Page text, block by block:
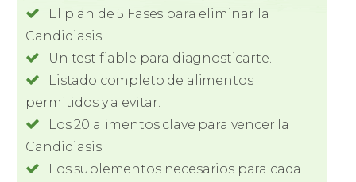
El plan de 5 Fases para eliminar la
Candidiasis.
Un test fiable para diagnosticarte.
Listado completo de alimentos
permitidos y a evitar.
Los 20 alimentos clave para vencer la
Candidiasis.
Los suplementos necesarios para cada